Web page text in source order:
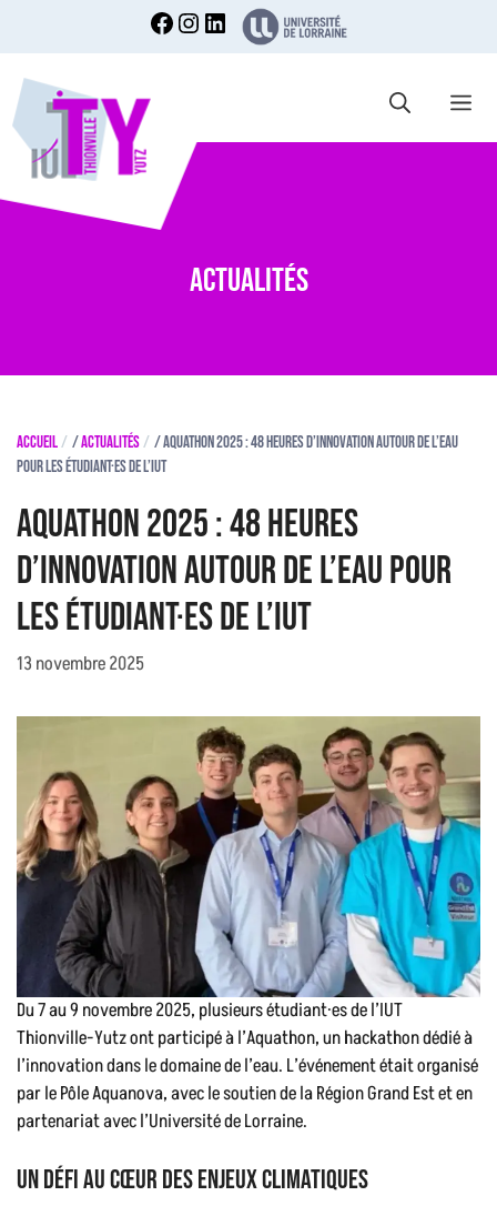
Actualités
Accueil /Actualités /Aquathon 2025 : 48 heures d’innovation autour de l’eau
pour les étudiant·es de l’IUT
Aquathon 2025 : 48 heures
d’innovation autour de l’eau pour
les étudiant·es de l’IUT
13 novembre 2025
Du 7 au 9 novembre 2025, plusieurs étudiant·es de l’IUT
Thionville-Yutz ont participé à l’Aquathon, un hackathon dédié à
l’innovation dans le domaine de l’eau. L’événement était organisé
par le Pôle Aquanova, avec le soutien de la Région Grand Est et en
partenariat avec l’Université de Lorraine.
Un défi au cœur des enjeux climatiques